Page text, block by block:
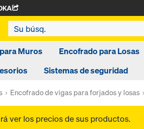
Muros
Encofrado para Losas
Sistemas de seguridad
Encofrado de vigas para forjados y losas
ver los precios de sus productos.